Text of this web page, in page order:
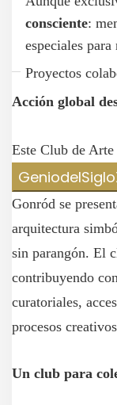
consciente:
especiales
Proyectos
Acción global
Este Club de
Gonród se
arquitectura
sin parangón. El
contribuyendo
curatoriales,
procesos
Un club para